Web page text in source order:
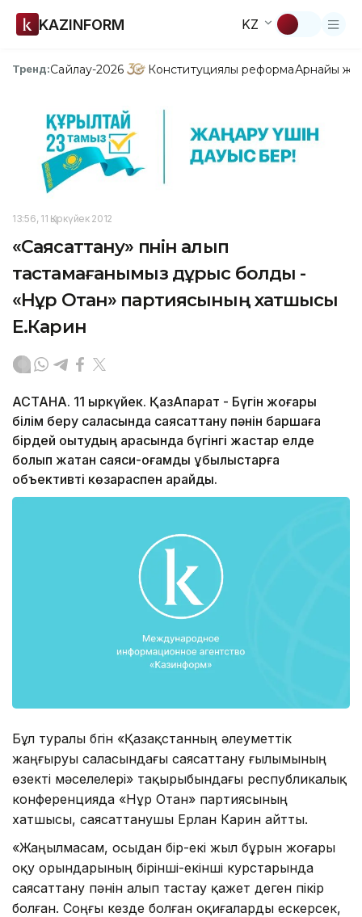
KAZINFORM KZ
Тренд:Сайлау-2026 Конституциялық реформаАрнайы
13:56, 11 Қыркүйек 2012
«Саясаттану» пәнін алып
тастамағанымыз дұрыс болды -
«Нұр Отан» партиясының хатшысы
Е.Карин
АСТАНА. 11 қыркүйек. ҚазАқпарат - Бүгін жоғары
білім беру саласында саясаттану пәнін баршаға
бірдей оқытудың арқасында бүгінгі жастар елде
болып жатқан саяси-қоғамдық құбылыстарға
объективті көзқараспен қарайды.
Бұл туралы бүгін «Қазақстанның әлеуметтік
жаңғыруы саласындағы саясаттану ғылымының
өзекті мәселелері» тақырыбындағы республикалық
конференцияда «Нұр Отан» партиясының
хатшысы, саясаттанушы Ерлан Карин айтты.
«Жаңылмасам, осыдан бір-екі жыл бұрын жоғары
оқу орындарының бірінші-екінші курстарында
саясаттану пәнін алып тастау қажет деген пікір
болған. Соңғы кезде болған оқиғаларды ескерсек,